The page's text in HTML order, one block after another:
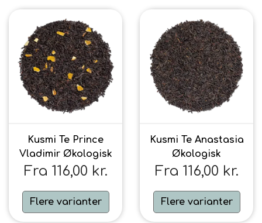
Løsvægt teer
Grøn Hvid Te
Chaplon Te
Matcha te og tilbehør
Nyheder
Kusmi Te Prince
Vladimir Økologisk
Fra 116,00 kr.
Flere varianter
Kusmi Te Anastasia
Økologisk
Fra 116,00 kr.
Flere varianter